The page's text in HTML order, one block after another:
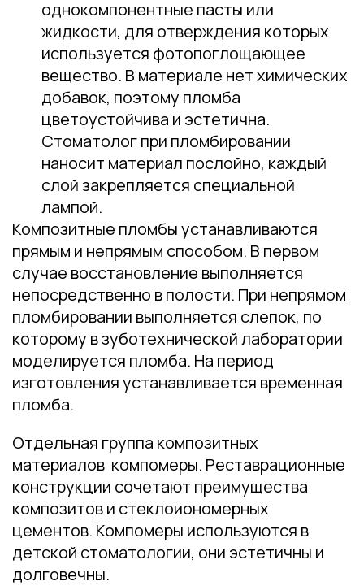
однокомпонентные пасты или
жидкости, для отверждения которых
используется фотопоглощающее
вещество. В материале нет химических
добавок, поэтому пломба
цветоустойчива и эстетична.
Стоматолог при пломбировании
наносит материал послойно, каждый
слой закрепляется специальной
лампой.
Композитные пломбы устанавливаются
прямым и непрямым способом. В первом
случае восстановление выполняется
непосредственно в полости. При непрямом
пломбировании выполняется слепок, по
которому в зуботехнической лаборатории
моделируется пломба. На период
изготовления устанавливается временная
пломба.
Отдельная группа композитных
материалов компомеры. Реставрационные
конструкции сочетают преимущества
композитов и стеклоиономерных
цементов. Компомеры используются в
детской стоматологии, они эстетичны и
долговечны.